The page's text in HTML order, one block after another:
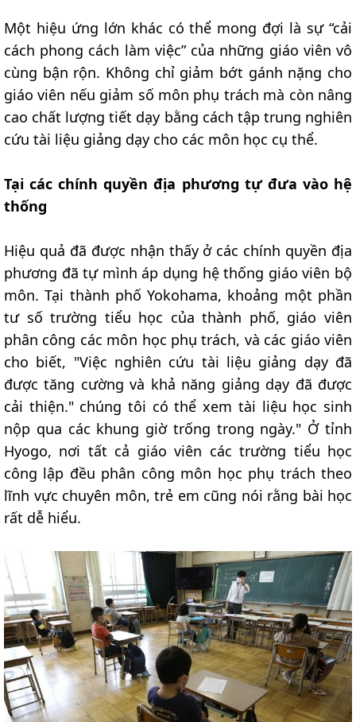
Một hiệu ứng lớn khác có thể mong đợi là sự “cải
cách phong cách làm việc” của những giáo viên vô
cùng bận rộn. Không chỉ giảm bớt gánh nặng cho
giáo viên nếu giảm số môn phụ trách mà còn nâng
cao chất lượng tiết dạy bằng cách tập trung nghiên
cứu tài liệu giảng dạy cho các môn học cụ thể.
Tại các chính quyền địa phương tự đưa vào hệ
thống
Hiệu quả đã được nhận thấy ở các chính quyền địa
phương đã tự mình áp dụng hệ thống giáo viên bộ
môn. Tại thành phố Yokohama, khoảng một phần
tư số trường tiểu học của thành phố, giáo viên
phân công các môn học phụ trách, và các giáo viên
cho biết, "Việc nghiên cứu tài liệu giảng dạy đã
được tăng cường và khả năng giảng dạy đã được
cải thiện." chúng tôi có thể xem tài liệu học sinh
nộp qua các khung giờ trống trong ngày." Ở tỉnh
Hyogo, nơi tất cả giáo viên các trường tiểu học
công lập đều phân công môn học phụ trách theo
lĩnh vực chuyên môn, trẻ em cũng nói rằng bài học
rất dễ hiểu.